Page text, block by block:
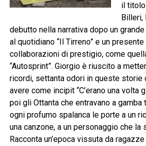
il
Billeri,
debutto nella narrativa dopo un
al quotidiano “Il Tirreno” e un
collaborazioni di prestigio, come
“Autosprint”. Giorgio è riuscito a
ricordi, settanta odori in queste storie
avere come incipit “C’erano una volta
poi gli Ottanta che entravano a gamba
ogni profumo spalanca le porte a un
una canzone, a un personaggio che la
Racconta un’epoca vissuta da